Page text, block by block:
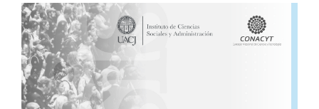
Barra
lateral
del
artículo